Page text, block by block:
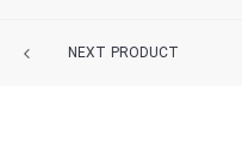
NEXT PRODUCT